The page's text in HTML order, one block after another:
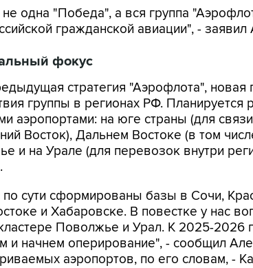
одна "Победа", а вся группа
гражданской авиации", -
фокус
стратегия "Аэрофлота", новая
группы в регионах РФ. Планируется
аэропортами: на юге страны (для
Восток), Дальнем Востоке (в том
и на Урале (для перевозок внутри
по сути сформированы базы в Сочи,
и Хабаровске. В повестке у нас
Поволжье и Урал. К 2025-2026
и начнем оперирование", - сообщил
аэропортов, по его словам, -